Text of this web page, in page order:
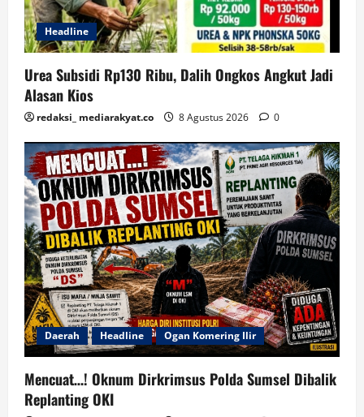
Headline
Urea Subsidi Rp130 Ribu, Dalih Ongkos Angkut Jadi
Alasan Kios
redaksi_ mediarakyat.co 8 Agustus 2026 0
Daerah Headline Ogan Komering Ilir
Mencuat…! Oknum Dirkrimsus Polda Sumsel Dibalik
Replanting OKI